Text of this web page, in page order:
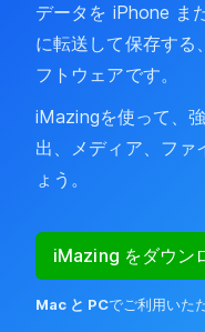
データを iPhone ま
に転送して保存する
フトウェアです。
iMazingを使って、
出、メディア、ファ
ょう。
iMazing をダウン
Mac と PCでご利用いた